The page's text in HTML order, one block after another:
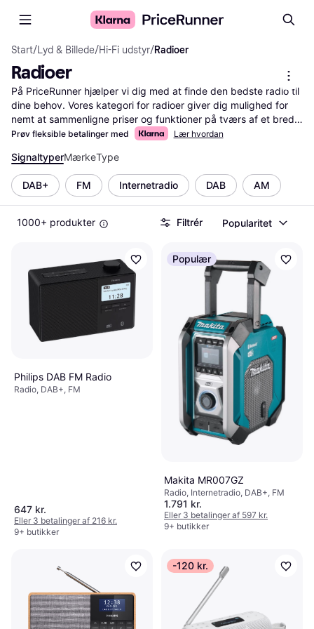
Start/Lyd & Billede/Hi-Fi udstyr/Radioer
Radioer
På PriceRunner hjælper vi dig med at finde den bedste radio til
dine behov. Vores kategori for radioer giver dig mulighed for
nemt at sammenligne priser og funktioner på tværs af et bredt
udvalg. Brug vores nyttige kategorifiltre til at sortere efter
at finde præcis den radio, der passer til dine krav, uanset om
du leder efter en simpel FM-radio eller en avanceret model med
DAB+ og Bluetooth. Læs brugeranmeldelser for at få indsigt i
andres erfaringer og træffe den rigtige beslutning. Med vores
service kan du være sikker på at finde en radio, der opfylder
dine forventninger, til den bedste pris. Lad os guide dig
din lytteoplevelse. Mere om radioer »
Prøv fleksible betalinger med Lær hvordan
SignaltyperMærkeType
DAB+ FM Internetradio DAB AM
1000+ produkter Filtrér Popularitet
Philips DAB FM Radio
Radio, DAB+, FM
647 kr.
Eller 3 betalinger af 216 kr.
9+ butikker
Populær
Makita MR007GZ
Radio, Internetradio, DAB+, FM
1.791 kr.
Eller 3 betalinger af 597 kr.
9+ butikker
-120 kr.